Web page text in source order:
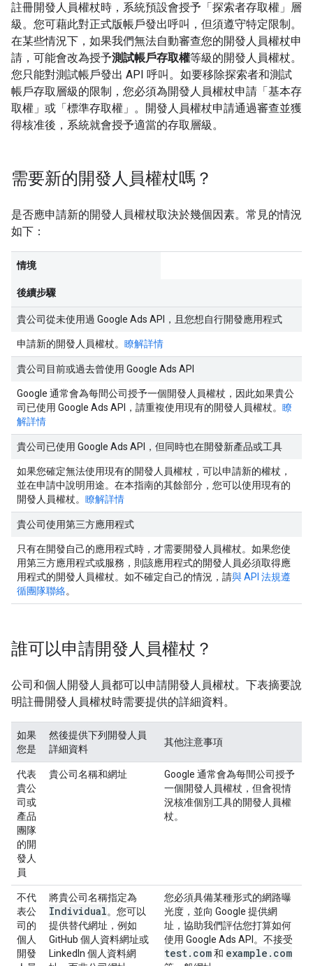
註冊開發人員權杖時，系統預設會授予「探索者存取權」 層
級。您可藉此對正式版帳戶發出呼叫，但須遵守特定限制。
在某些情況下，如果我們無法自動審查您的開發人員權杖申
請，可能會改為授予測試帳戶存取權等級的開發人員權杖。
您只能對測試帳戶發出 API 呼叫。如要移除探索者和測試
帳戶存取層級的限制，您必須為開發人員權杖申請「基本存
取權」 或「標準存取權」 。開發人員權杖申請通過審查並獲
得核准後，系統就會授予適當的存取層級。
需要新的開發人員權杖嗎？
是否應申請新的開發人員權杖取決於幾個因素。常見的情況
如下：
情境
後續步驟
貴公司從未使用過 Google Ads API，且您想自行開發應用程式
申請新的開發人員權杖。 瞭解詳情
貴公司目前或過去曾使用 Google Ads API
Google 通常會為每間公司授予一個開發人員權杖，因此如果貴公
司已使用 Google Ads API，請重複使用現有的開發人員權杖。 瞭
解詳情
貴公司已使用 Google Ads API，但同時也在開發新產品或工具
如果您確定無法使用現有的開發人員權杖，可以申請新的權杖，
並在申請中說明用途。在本指南的其餘部分，您可以使用現有的
開發人員權杖。 瞭解詳情
貴公司使用第三方應用程式
只有在開發自己的應用程式時，才需要開發人員權杖。如果您使
用第三方應用程式或服務，則該應用程式的開發人員必須取得應
用程式的開發人員權杖。如不確定自己的情況，請與 API 法規遵
循團隊聯絡。
誰可以申請開發人員權杖？
公司和個人開發人員都可以申請開發人員權杖。下表摘要說
明註冊開發人員權杖時需要提供的詳細資料。
如果
您是
然後提供下列開發人員
詳細資料
其他注意事項
代表
貴公
司或
產品
團隊
的開
發人
員
貴公司名稱和網址
Google 通常會為每間公司授予
一個開發人員權杖，但會視情
況核准個別工具的開發人員權
杖。
不代
表公
司的
個人
開發
將貴公司名稱指定為
Individual。您可以
提供替代網址，例如
GitHub 個人資料網址或
LinkedIn 個人資料網
您必須具備某種形式的網路曝
光度，並向 Google 提供網
址，協助我們評估您打算如何
使用 Google Ads API。不接受
test. com和 example . com